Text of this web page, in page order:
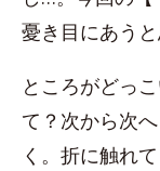
憂き目にあうと
ところがどっ
て？次から次
く。折に触れ